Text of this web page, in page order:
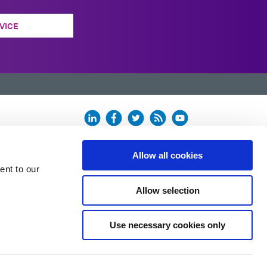
to our
Allow all cookies
Allow selection
Use necessary cookies only